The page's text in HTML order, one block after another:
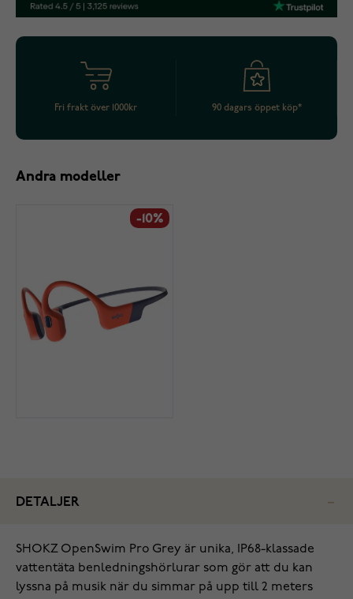
Fri frakt över 1000kr 90 dagars öppet köp*
Andra modeller
-10%
DETALJER
SHOKZ OpenSwim Pro Grey är unika, IP68-klassade
vattentäta benledningshörlurar som gör att du kan
lyssna på musik när du simmar på upp till 2 meters